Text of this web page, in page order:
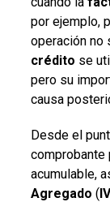
por ejemplo,
operación no
crédito se
pero su
causa
Desde el
comprobante
acumulable,
Agregado (